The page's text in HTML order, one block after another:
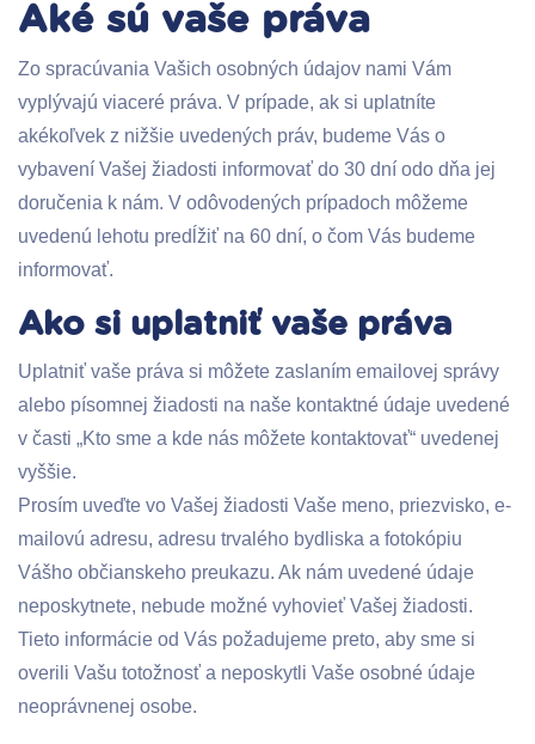
Aké sú vaše práva
Zo spracúvania Vašich osobných údajov nami Vám
vyplývajú viaceré práva. V prípade, ak si uplatníte
akékoľvek z nižšie uvedených práv, budeme Vás o
vybavení Vašej žiadosti informovať do 30 dní odo dňa jej
doručenia k nám. V odôvodených prípadoch môžeme
uvedenú lehotu predĺžiť na 60 dní, o čom Vás budeme
informovať.
Ako si uplatniť vaše práva
Uplatniť vaše práva si môžete zaslaním emailovej správy
alebo písomnej žiadosti na naše kontaktné údaje uvedené
v časti „Kto sme a kde nás môžete kontaktovať“ uvedenej
vyššie.
Prosím uveďte vo Vašej žiadosti Vaše meno, priezvisko, e-
mailovú adresu, adresu trvalého bydliska a fotokópiu
Vášho občianskeho preukazu. Ak nám uvedené údaje
neposkytnete, nebude možné vyhovieť Vašej žiadosti.
Tieto informácie od Vás požadujeme preto, aby sme si
overili Vašu totožnosť a neposkytli Vaše osobné údaje
neoprávnenej osobe.